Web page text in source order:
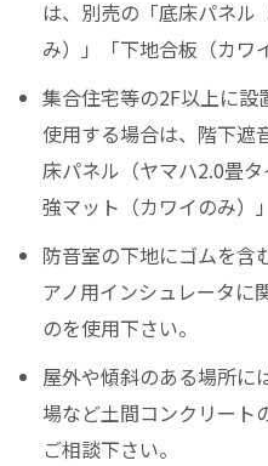
は、別売の「底床パネル
み）」「下地合板（カワ
集合住宅等の2F以上に設
使用する場合は、階下遮
床パネル（ヤマハ2.0畳
強マット（カワイのみ）
防音室の下地にゴムを含
アノ用インシュレータに
のを使用下さい。
屋外や傾斜のある場所に
場など土間コンクリート
ご相談下さい。